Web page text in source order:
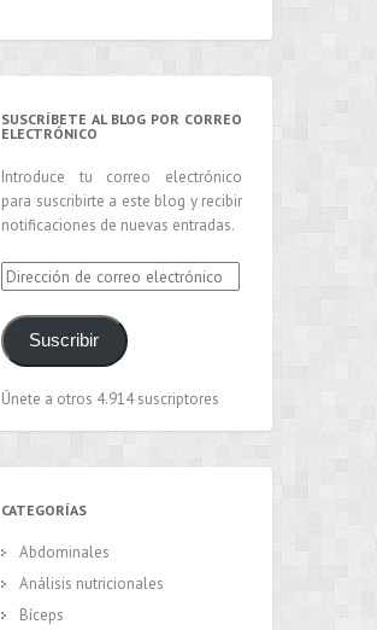
SUSCRÍBETE AL BLOG POR CORREO
ELECTRÓNICO
Introduce tu correo electrónico
para suscribirte a este blog y recibir
notificaciones de nuevas entradas.
Dirección
de
correo
electrónico
Suscribir
Únete a otros 4.914 suscriptores
CATEGORÍAS
Abdominales
Análisis nutricionales
Bíceps